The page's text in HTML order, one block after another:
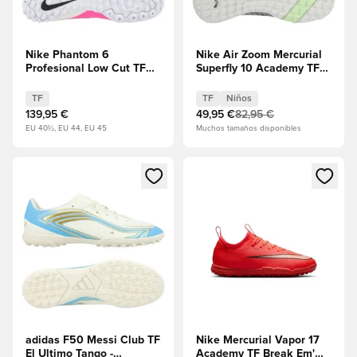
Nike Phantom 6
Profesional Low Cut TF
Rosa/Blanco/Negro
TF
139,95 €
EU 40½, EU 44, EU 45
Nike Air Zoom Mercurial
Superfly 10 Academy TF
Plum Eclipse/Plata
metalizada Niños
TF Niños
49,95 €82,95 €
Muchos tamaños disponibles
Abre un modal para iniciar sesión o registrarse como
adidas F50 Messi Club TF
El Ultimo Tango -
Abre un modal para iniciar
Nike Mercurial Vapor 17
Academy TF Break Em'